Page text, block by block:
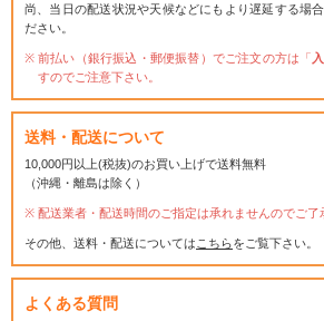
尚、当日の配送状況や天候などにもより遅延する場
ださい。
前払い（銀行振込・郵便振替）でご注文の方は「
すのでご注意下さい。
送料・配送について
10,000円以上(税抜)のお買い上げで送料無料
（沖縄・離島は除く）
配送業者・配送時間のご指定は承れませんのでご了
その他、送料・配送については こちらをご覧下さい。
よくある質問